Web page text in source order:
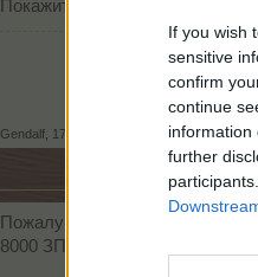
If you wish
sensitive
confirm
continue
information
further
Покажите, пожалуйста,
Gendalf 17 Декабрь 2015
Пожалуйста помогите
8000 ЗП, а общий счёт в ЗП не